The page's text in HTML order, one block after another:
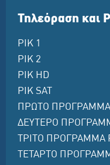
Τηλεόραση και
ΡΙΚ 1
ΡΙΚ 2
ΡΙΚ HD
ΡΙΚ SAT
ΠΡΩΤΟ ΠΡΟΓΡΑΜΜΑ
ΔΕΥΤΕΡΟ
ΤΡΙΤΟ ΠΡΟΓΡΑΜΜΑ
ΤΕΤΑΡΤΟ